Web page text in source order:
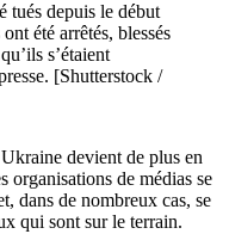
tués depuis le début
été arrêtés, blessés
s’étaient
[Shutterstock /
devient de plus en
organisations de médias se
dans de nombreux cas, se
qui sont sur le terrain.